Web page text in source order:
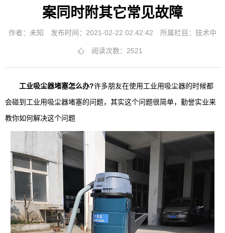
案同时附其它常见故障
作者：未知 发布时间：2021-02-22 02:42:42 所属栏目： 技术中
心 阅读次数：2521
工业吸尘器堵塞怎么办?许多朋友在使用工业用吸尘器的时候都
会碰到工业用吸尘器堵塞的问题，其实这个问题很简单，勤誉实业来
教你如何解决这个问题